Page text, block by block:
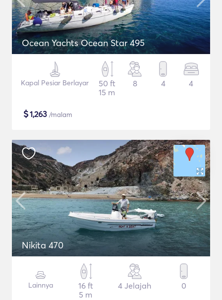
Ocean Yachts Ocean Star 495
Kapal Pesiar Berlayar
50 ft
15 m
8 4 4
$1,263 /malam
Nikita 470
Lainnya
16 ft
5 m
4 Jelajah 0